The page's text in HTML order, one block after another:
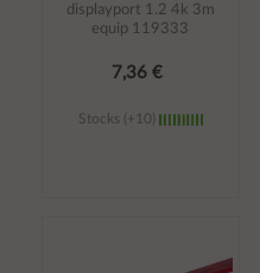
displayport 1.2 4k 3m
equip 119333
7,36 €
Stocks (+10)